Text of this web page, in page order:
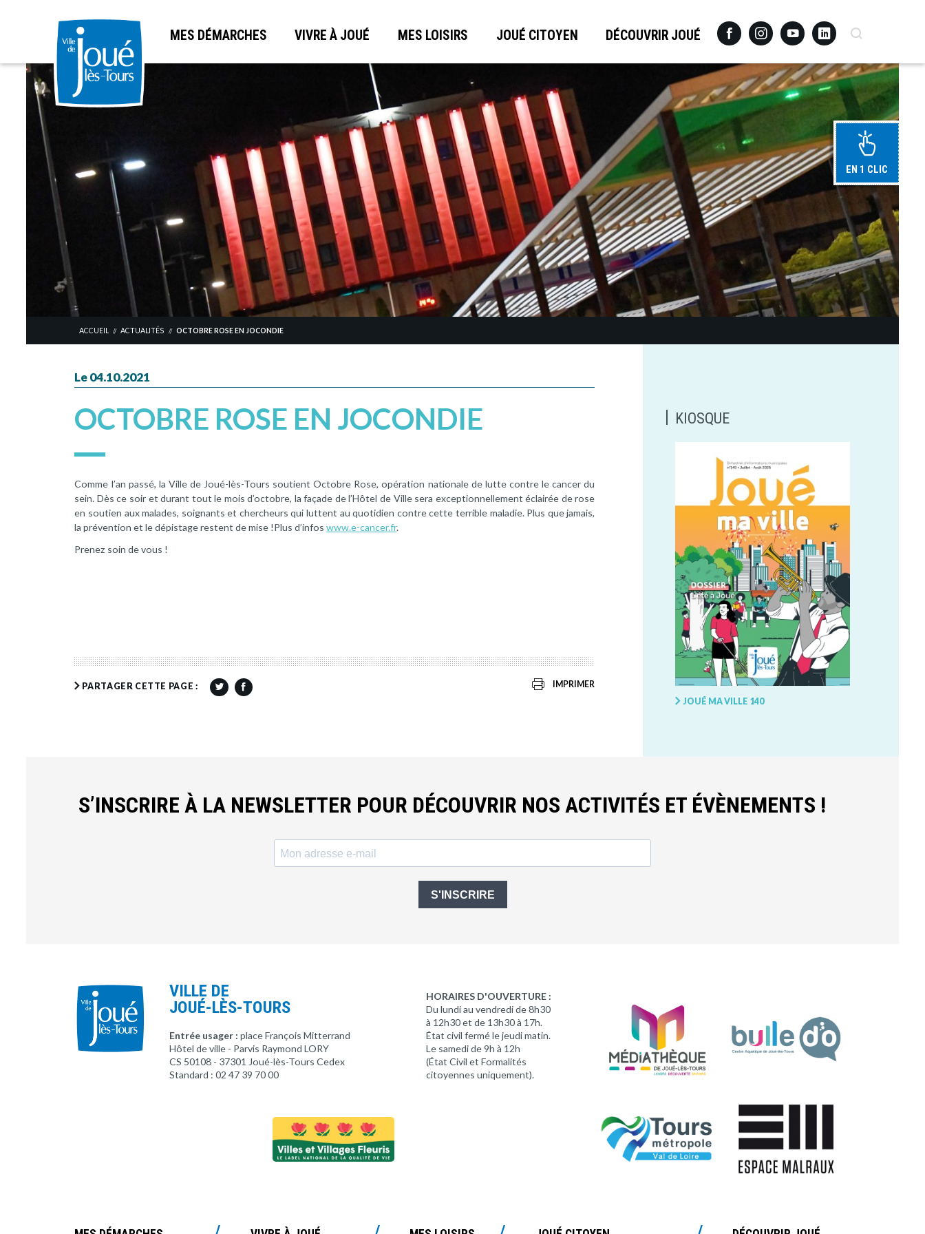
Aller
MES DÉMARCHES VIVRE À JOUÉ MES LOISIRS JOUÉ CITOYEN DÉCOUVRIR JOUÉ FacebookInstagramYoutubeLinkedinRecherche
EN 1 CLIC
ACCUEIL // ACTUALITÉS // OCTOBRE ROSE EN JOCONDIE
Le 04.10.2021
OCTOBRE ROSE EN JOCONDIE
Comme l’an passé, la Ville de Joué-lès-Tours soutient Octobre Rose, opération nationale de lutte contre le cancer du
sein. Dès ce soir et durant tout le mois d’octobre, la façade de l’Hôtel de Ville sera exceptionnellement éclairée de rose
en soutien aux malades, soignants et chercheurs qui luttent au quotidien contre cette terrible maladie. Plus que jamais,
la prévention et le dépistage restent de mise !Plus d’infoswww.e-cancer.fr.
Prenez soin de vous !
PARTAGER CETTE PAGE : IMPRIMER
KIOSQUE
JOUÉ MA VILLE 140
S’INSCRIRE À LA NEWSLETTER POUR DÉCOUVRIR NOS ACTIVITÉS ET ÉVÈNEMENTS !
S'INSCRIRE
VILLE DE
JOUÉ-LÈS-TOURS
Entrée usager : place François Mitterrand
Hôtel de ville - Parvis Raymond LORY
CS 50108 - 37301 Joué-lès-Tours Cedex
Standard : 02 47 39 70 00
HORAIRES D'OUVERTURE :
Du lundi au vendredi de 8h30
à 12h30 et de 13h30 à 17h.
État civil fermé le jeudi matin.
Le samedi de 9h à 12h
(État Civil et Formalités
citoyennes uniquement).